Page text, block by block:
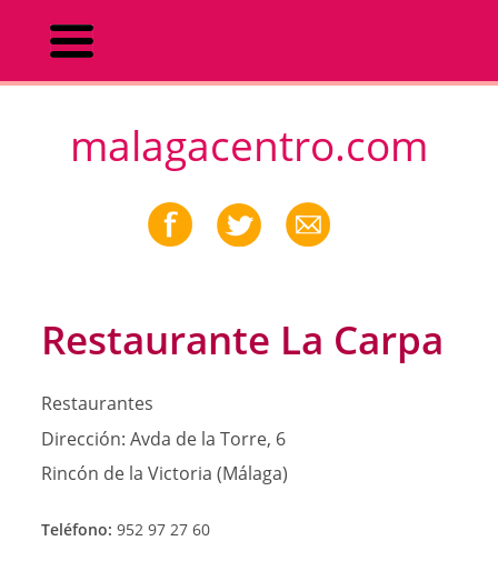
malagacentro.com
Restaurante La Carpa
Restaurantes
Dirección: Avda de la Torre, 6
Rincón de la Victoria (Málaga)
Teléfono: 952 97 27 60